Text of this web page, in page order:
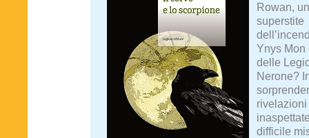
Rowan,
superstite
Ynys Mon
delle
Nerone?
rivelazioni
difficile